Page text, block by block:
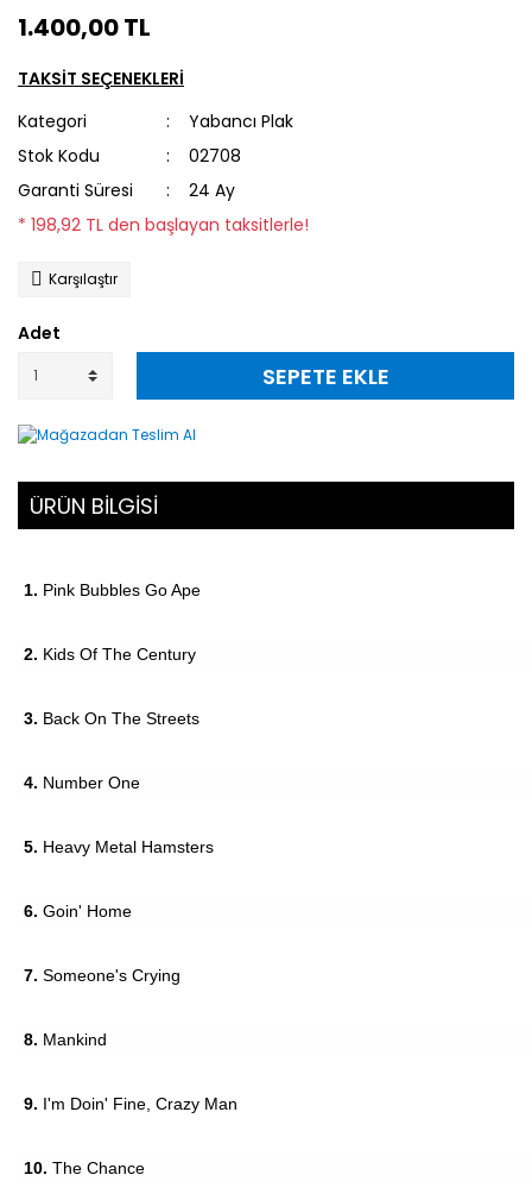
1.400,00 TL
TAKSİT SEÇENEKLERİ
Kategori
Yabancı Plak
Stok Kodu
02708
Garanti Süresi
24 Ay
* 198,92 TL den başlayan taksitlerle!
Karşılaştır
Adet
SEPETE EKLE
ÜRÜN BİLGİSİ
1. Pink Bubbles Go Ape
2. Kids Of The Century
3. Back On The Streets
4. Number One
5. Heavy Metal Hamsters
6. Goin' Home
7. Someone's Crying
8. Mankind
9. I'm Doin' Fine, Crazy Man
10. The Chance